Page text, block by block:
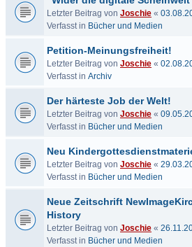
Letzter Beitrag von Joschie «
Verfasst in Bücher und Medien
Petition-Meinungsfreiheit!
Letzter Beitrag von Joschie «
Verfasst in Archiv
Der härteste Job der Welt!
Letzter Beitrag von Joschie «
Verfasst in Bücher und Medien
Neu
Letzter Beitrag von Joschie «
Verfasst in Bücher und Medien
Neue Zeitschrift
History
Letzter Beitrag von Joschie «
Verfasst in Bücher und Medien